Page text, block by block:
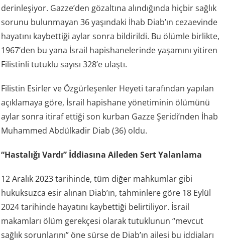
derinleşiyor. Gazze’den gözaltına alındığında hiçbir sağlık
sorunu bulunmayan 36 yaşındaki İhab Diab’ın cezaevinde
hayatını kaybettiği aylar sonra bildirildi. Bu ölümle birlikte,
1967’den bu yana İsrail hapishanelerinde yaşamını yitiren
Filistinli tutuklu sayısı 328’e ulaştı.
Filistin Esirler ve Özgürleşenler Heyeti tarafından yapılan
açıklamaya göre, İsrail hapishane yönetiminin ölümünü
aylar sonra itiraf ettiği son kurban Gazze Şeridi’nden İhab
Muhammed Abdülkadir Diab (36) oldu.
“Hastalığı Vardı” İddiasına Aileden Sert Yalanlama
12 Aralık 2023 tarihinde, tüm diğer mahkumlar gibi
hukuksuzca esir alınan Diab’ın, tahminlere göre 18 Eylül
2024 tarihinde hayatını kaybettiği belirtiliyor. İsrail
makamları ölüm gerekçesi olarak tutuklunun “mevcut
sağlık sorunlarını” öne sürse de Diab’ın ailesi bu iddiaları